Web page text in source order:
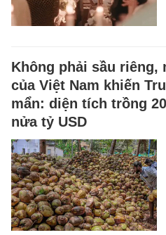
Không phải sầu riêng,
của Việt Nam khiến
mẩn: diện tích trồng
nửa tỷ USD